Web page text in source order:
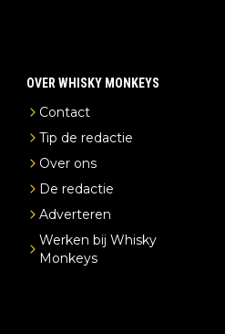
OVER WHISKY MONKEYS
Contact
Tip de redactie
Over ons
De redactie
Adverteren
Werken bij Whisky
Monkeys